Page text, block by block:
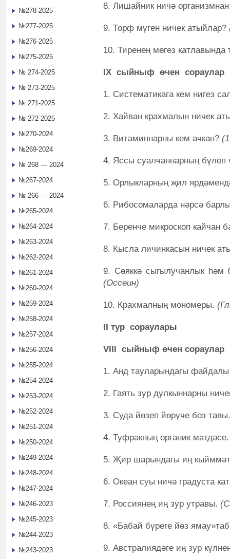
8. Лишайник ничә
9. Торф мүген ничек атыйлар?
10. Тиренең мөгез
IX сыйныф өчен сораулар
1. Систематикага кем нигез
2. Хайван крахмалын ничек
3. Витаминнарны кем ачкан?
4. Яссы суалчаннарның бүлеп
5. Орлыкларның җил
6. Рибосомаларда нәрсә
7. Беренче микроскоп кайчан
8. Кысла личинкасын ничек
9. Сөяккә сыгылучанлык һәм
(Оссеин)
10. Крахмалның мономеры.
II тур сораулары
VIII сыйныф өчен сораулар
1. Анд тауларындагы
2. Гаять зур дулкыннарны
3. Суда йөзеп йөрүче боз
4. Туфракның органик
5. Җир шарындагы иң
6. Океан суы ничә градуста
7. Россиянең иң зур утравы.
8. «Бабай бүреге йөз
9. Австралиядәге иң зур
№278-2025
№277-2025
№276-2025
№275-2025
№ 274-2025
№ 273-2025
№ 271-2025
№ 272-2025
№270-2024
№269-2024
№ 268 — 2024
№267-2024
№ 266 — 2024
№265-2024
№264-2024
№263-2024
№262-2024
№261-2024
№260-2024
№259-2024
№258-2024
№257-2024
№256-2024
№255-2024
№254-2024
№253-2024
№252-2024
№251-2024
№250-2024
№249-2024
№248-2024
№247-2024
№246-2023
№245-2023
№244-2023
№243-2023